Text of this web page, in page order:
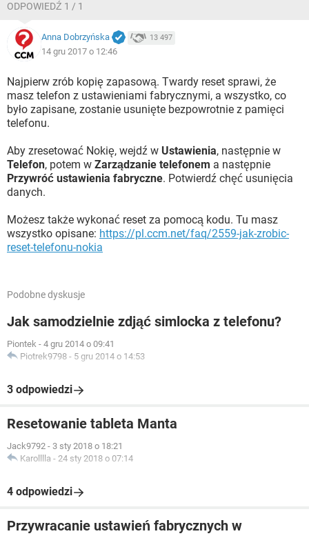
ODPOWIEDŹ 1 / 1
Anna Dobrzyńska 13 497
14 gru 2017 o 12:46
Najpierw zrób kopię zapasową. Twardy reset sprawi, że
masz telefon z ustawieniami fabrycznymi, a wszystko, co
było zapisane, zostanie usunięte bezpowrotnie z pamięci
telefonu.
Aby zresetować Nokię, wejdź w Ustawienia, następnie w
Telefon, potem w Zarządzanie telefonem a następnie
Przywróć ustawienia fabryczne. Potwierdź chęć usunięcia
danych.
Możesz także wykonać reset za pomocą kodu. Tu masz
wszystko opisane: https://pl.ccm.net/faq/2559-jak-zrobic-
reset-telefonu-nokia
Podobne dyskusje
Jak samodzielnie zdjąć simlocka z telefonu?
Piontek - 4 gru 2014 o 09:41
Piotrek9798 - 5 gru 2014 o 14:53
3 odpowiedzi
Resetowanie tableta Manta
Jack9792 - 3 sty 2018 o 18:21
Karolllla - 24 sty 2018 o 07:14
4 odpowiedzi
Przywracanie ustawień fabrycznych w